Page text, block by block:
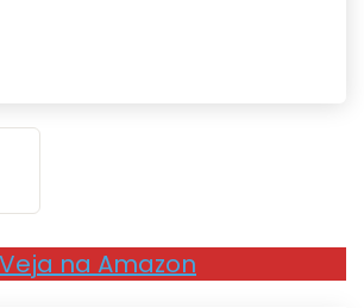
Veja na Amazon